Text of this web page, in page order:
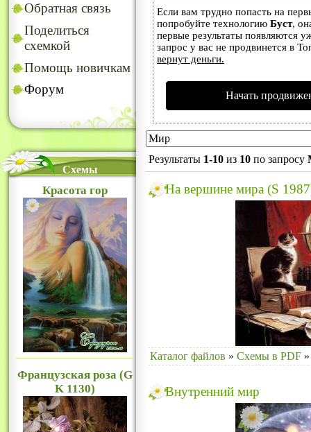
Обратная связь
Поделиться
схемкой
Помощь новичкам
Форум
Схемы
Красота гор
Французская роза (G
K 1130)
Если вам трудно попасть на
попробуйте технологию Буст,
первые результаты появляются
запрос у вас не продвинется в
вернут деньги.
Начать
Результаты 1-10 из 10 по запросу
На вершине мира (S
Каталог файлов » Схемы в PDF »
Внутренний мир